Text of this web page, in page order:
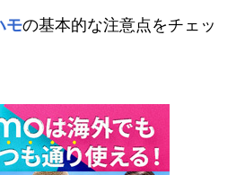
モの基本的な注意点をチェッ